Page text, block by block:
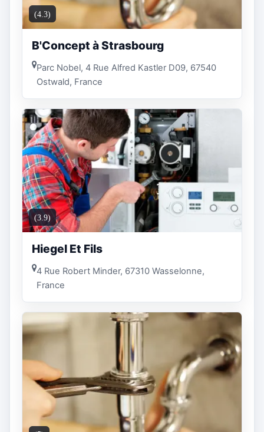
(4.3)
B'Concept à Strasbourg
Parc Nobel, 4 Rue Alfred Kastler D09, 67540
Ostwald, France
(3.9)
Hiegel Et Fils
4 Rue Robert Minder, 67310 Wasselonne,
France